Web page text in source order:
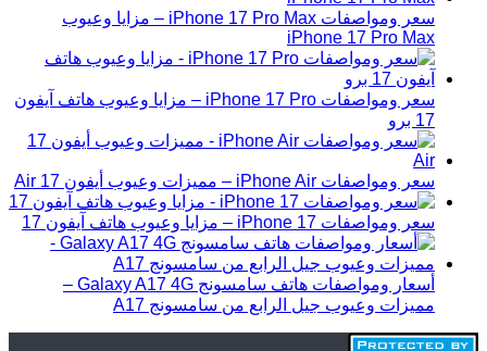
سعر ومواصفات iPhone 17 Pro Max – مزايا وعيوب
iPhone 17 Pro Max
سعر ومواصفات iPhone 17 Pro – مزايا وعيوب هاتف آيفون
17 برو
سعر ومواصفات iPhone Air – مميزات وعيوب أيفون 17 Air
سعر ومواصفات iPhone 17 – مزايا وعيوب هاتف آيفون 17
أسعار ومواصفات هاتف سامسونج Galaxy A17 4G –
مميزات وعيوب جيل الرابع من سامسونج A17